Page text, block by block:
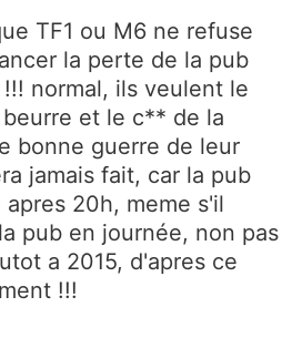
TF1 ou M6 ne refuse
la perte de la pub
normal, ils veulent le
et le c** de la
bonne guerre de leur
jamais fait, car la pub
20h, meme s'il
pub en journée, non pas
a 2015, d'apres ce
!!!